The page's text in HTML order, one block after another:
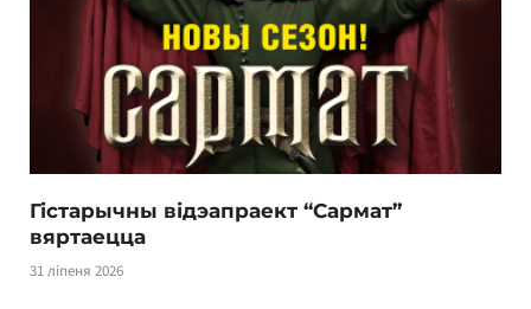
Гістарычны відэапраект “Сармат”
вяртаецца
31 ліпеня 2026